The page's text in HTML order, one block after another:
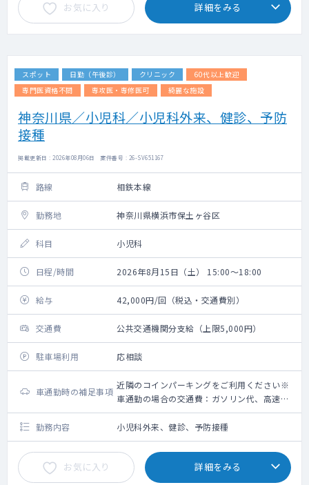
お気に入り 詳細をみる
スポット 日勤（午後診） クリニック
60代以上歓迎
専門医資格不問
専攻医・専修医可 綺麗な施設
神奈川県／小児科／小児科外来、健診、予防
接種
掲載更新日 : 2026年08月06日 案件番号 : 26-SV651167
路線 相鉄本線
勤務地 神奈川県横浜市保土ヶ谷区
科目 小児科
日程/時間 2026年8月15日（土） 15:00～18:00
給与 42,000円/回（税込・交通費別）
交通費 公共交通機関分支給（上限5,000円）
駐車場利用 応相談
車通勤時の補足事項
近隣のコインパーキングをご利用ください※
車通勤の場合の交通費：ガソリン代、高速道
路利用料金（上限5,000円）＋駐車場代（上
限2,000円）
勤務内容 小児科外来、健診、予防接種
お気に入り 詳細をみる